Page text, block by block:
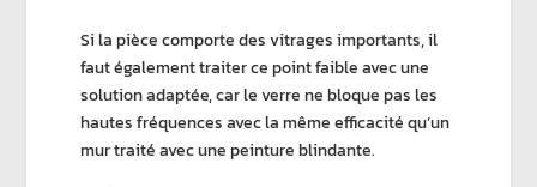
Si la pièce comporte des vitrages importants, il
faut également traiter ce point faible avec une
solution adaptée, car le verre ne bloque pas les
hautes fréquencesavec la même efficacité qu’un
mur traité avec une peinture blindante.